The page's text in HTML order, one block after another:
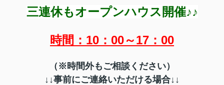
三連休もオープンハウス開催♪♪
時間：10：00～17：00
（※時間外もご相談ください）
↓↓事前にご連絡いただける場合↓↓